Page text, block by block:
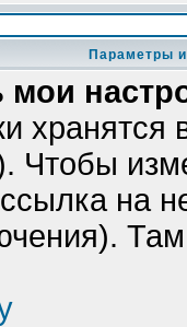
Параметры
мои
Чтобы
на